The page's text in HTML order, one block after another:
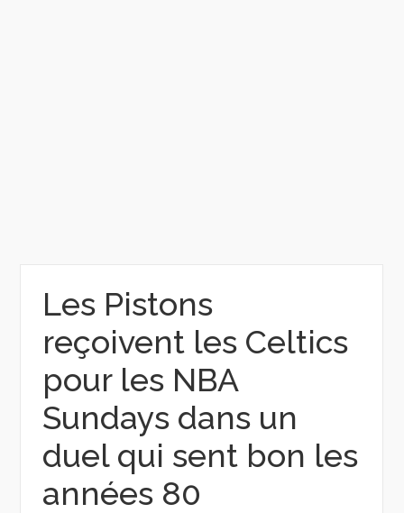
Les Pistons
reçoivent les Celtics
pour les NBA
Sundays dans un
duel qui sent bon les
années 80